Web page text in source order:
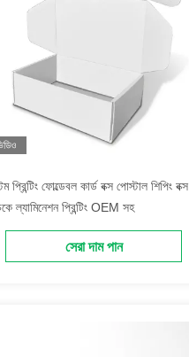
প্রিন্টিং ফোল্ডেবল কার্ড বক্স পোস্টাল শিপিং বক্স
ল্যামিনেশন প্রিন্টিং OEM সহ
সেরা দাম পান